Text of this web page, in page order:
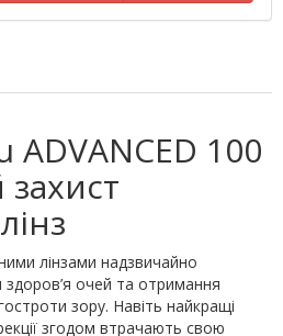
ADVANCED 100
лінзами надзвичайно
очей та отримання
зору. Навіть найкращі
згодом втрачають свою